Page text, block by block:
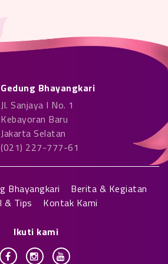
Gedung Bhayangkari
Jl. Sanjaya I No. 1
Kebayoran Baru
Jakarta Selatan
(021) 227-777-61
Bhayangkari
Berita & Kegiatan
& Tips
Kontak Kami
Ikuti kami